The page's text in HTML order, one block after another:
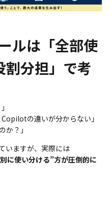
ルは「全部使
割分担」で考
の違いが分からない」
か？」
いますが、実際には
に使い分ける”方が圧倒的に